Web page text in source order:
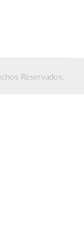
Reservados.